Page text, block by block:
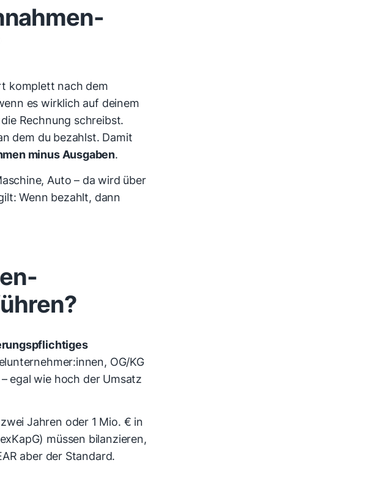
komplett nach dem
es wirklich auf deinem
Rechnung schreibst.
dem du bezahlst. Damit
minus Ausgaben.
Auto – da wird über
Wenn bezahlt, dann
OG/KG
– egal wie hoch der Umsatz
Jahren oder 1 Mio. € in
müssen bilanzieren,
aber der Standard.